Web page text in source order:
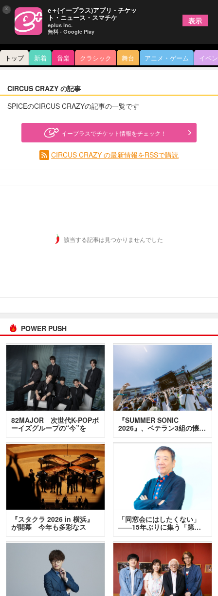
トップ 新着 音楽 クラシック 舞台 アニメ・ゲーム イベ
CIRCUS CRAZY の記事
SPICEのCIRCUS CRAZYの記事の一覧です
イープラスでチケット情報をチェック！
CIRCUS CRAZY の最新情報をRSSで購読
該当する記事は見つかりませんでした
POWER PUSH
82MAJOR 次世代K-POPボ
ーイズグループの“今”を
訊…
『SUMMER SONIC
2026』、ベテラン3組の懐…
『スタクラ 2026 in 横浜』
が開幕 今年も多彩なス
テ…
「同窓会にはしたくない」
――15年ぶりに集う「第…
× e＋(イープラス)アプリ - チケッ
ト・ニュース・スマチケ
eplus inc.
無料 - Google Play
表示